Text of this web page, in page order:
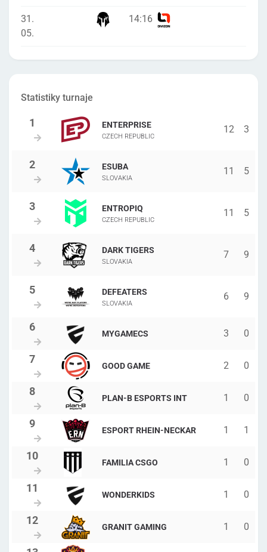
31.
05.
14:16
Statistiky turnaje
ENTERPRISE
CZECH REPUBLIC
12 3
ESUBA
SLOVAKIA
11 5
ENTROPIQ
CZECH REPUBLIC
11 5
DARK TIGERS
SLOVAKIA
7 9
DEFEATERS
SLOVAKIA
6 9
MYGAMECS 3 0
GOOD GAME 2 0
PLAN-B ESPORTS INT 1 0
ESPORT RHEIN-NECKAR 1 1
FAMILIA CSGO 1 0
WONDERKIDS 1 0
GRANIT GAMING 1 0